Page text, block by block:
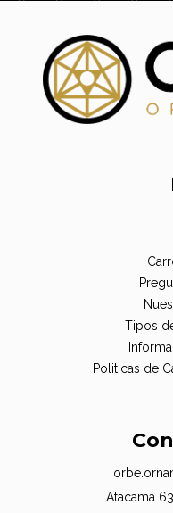
Tipos
Politicas de
Atacama